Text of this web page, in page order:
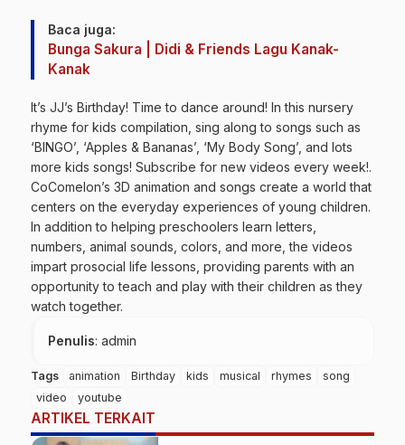
Baca juga:
Bunga Sakura | Didi & Friends Lagu Kanak-
Kanak
It’s JJ’s Birthday! Time to dance around! In this nursery
rhyme for kids compilation, sing along to songs such as
‘BINGO’, ‘Apples & Bananas’, ‘My Body Song’, and lots
more kids songs! Subscribe for new videos every week!.
CoComelon’s 3D animation and songs create a world that
centers on the everyday experiences of young children.
In addition to helping preschoolers learn letters,
numbers, animal sounds, colors, and more, the videos
impart prosocial life lessons, providing parents with an
opportunity to teach and play with their children as they
watch together.
Penulis: admin
Tags animation Birthday kids musical rhymes
song
video
youtube
ARTIKEL TERKAIT